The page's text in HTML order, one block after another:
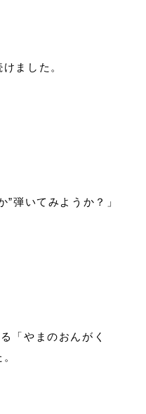
ました。
”弾いてみようか？」
「やまのおんがく